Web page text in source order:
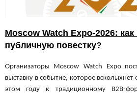
Moscow Watch Expo-2026:
публичную повестку?
Организаторы Moscow Watch Expo
выставку в событие, которое
этом году к традиционному B2B-